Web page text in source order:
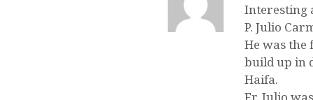
Interesting
P. Julio
He was
build up in
Haifa.
Fr. Julio